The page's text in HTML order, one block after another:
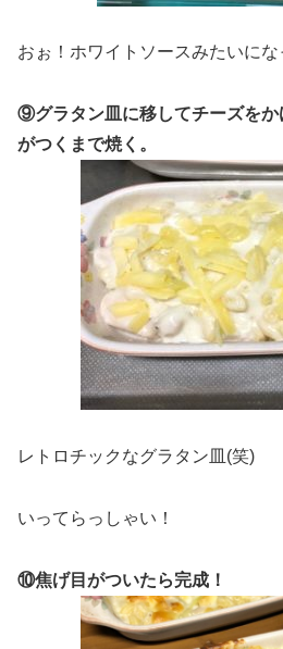
おぉ！ホワイトソースみたいにな
⑨グラタン皿に移してチーズをか
がつくまで焼く。
レトロチックなグラタン皿(笑)
いってらっしゃい！
⑩焦げ目がついたら完成！